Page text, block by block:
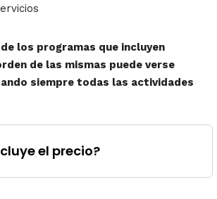
los programas que incluyen
de las mismas puede verse
siempre todas las actividades
el precio?